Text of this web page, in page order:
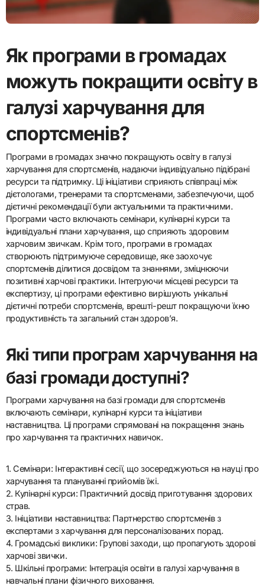
Як програми в громадах
можуть покращити освіту в
галузі харчування для
спортсменів?
Програми в громадах значно покращують освіту в галузі
харчування для спортсменів, надаючи індивідуально підібрані
ресурси та підтримку. Ці ініціативи сприяють співпраці між
дієтологами, тренерами та спортсменами, забезпечуючи, щоб
дієтичні рекомендації були актуальними та практичними.
Програми часто включають семінари, кулінарні курси та
індивідуальні плани харчування, що сприяють здоровим
харчовим звичкам. Крім того, програми в громадах
створюють підтримуюче середовище, яке заохочує
спортсменів ділитися досвідом та знаннями, зміцнюючи
позитивні харчові практики. Інтегруючи місцеві ресурси та
експертизу, ці програми ефективно вирішують унікальні
дієтичні потреби спортсменів, врешті-решт покращуючи їхню
продуктивність та загальний стан здоров’я.
Які типи програм харчування на
базі громади доступні?
Програми харчування на базі громади для спортсменів
включають семінари, кулінарні курси та ініціативи
наставництва. Ці програми спрямовані на покращення знань
про харчування та практичних навичок.
1. Семінари: Інтерактивні сесії, що зосереджуються на науці про
харчування та плануванні прийомів їжі.
2. Кулінарні курси: Практичний досвід приготування здорових
страв.
3. Ініціативи наставництва: Партнерство спортсменів з
експертами з харчування для персоналізованих порад.
4. Громадські виклики: Групові заходи, що пропагують здорові
харчові звички.
5. Шкільні програми: Інтеграція освіти в галузі харчування в
навчальні плани фізичного виховання.